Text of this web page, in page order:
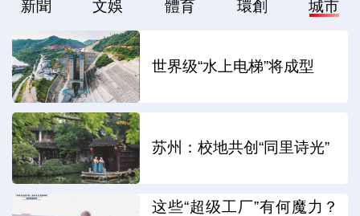
新聞 文娛 體育 環創 城市
世界级“水上电梯”将成型
苏州：校地共创“同里诗光”
这些“超级工厂”有何魔力？